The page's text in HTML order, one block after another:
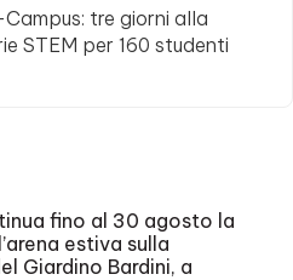
tre giorni alla
STEM per 160 studenti
fino al 30 agosto la
estiva sulla
Giardino Bardini, a